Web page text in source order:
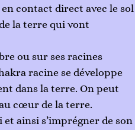
contact direct avec le sol
la terre qui vont
ou sur ses racines
racine se développe
dans la terre. On peut
cœur de la terre.
ainsi s’imprégner de son